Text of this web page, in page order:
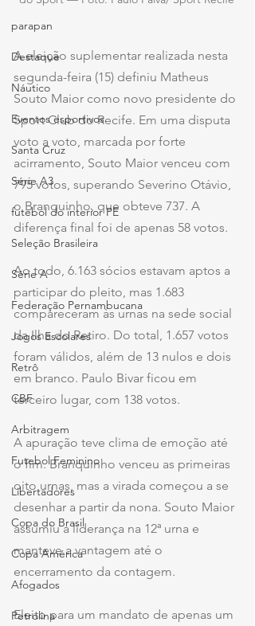
parapan
Destaque
Náutico
Eventos esportivos
Santa Cruz
Série A3
futebol do interior PE
Seleção Brasileira
Série A
Federação Pernambucana
Jogos Escolares
Retrô
CBF
Arbitragem
Futebol Feminino
Libertadores
Copa do Brasil
Copa América
Afogados
Petrolina
A eleição suplementar realizada nesta
segunda-feira (15) definiu Matheus
Souto Maior como novo presidente do
Sport Club do Recife. Em uma disputa
voto a voto, marcada por forte
acirramento, Souto Maior venceu com
795 votos, superando Severino Otávio,
o Branquinho, que obteve 737. A
diferença final foi de apenas 58 votos.
Ao todo, 6.163 sócios estavam aptos a
participar do pleito, mas 1.683
compareceram às urnas na sede social
da Ilha do Retiro. Do total, 1.657 votos
foram válidos, além de 13 nulos e dois
em branco. Paulo Bivar ficou em
terceiro lugar, com 138 votos.
A apuração teve clima de emoção até
o fim. Branquinho venceu as primeiras
oito urnas, mas a virada começou a se
desenhar a partir da nona. Souto Maior
assumiu a liderança na 12ª urna e
manteve a vantagem até o
encerramento da contagem.
Eleito para um mandato de apenas um